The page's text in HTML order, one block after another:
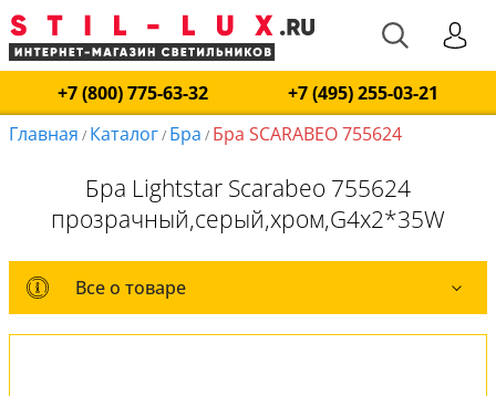
+7 (800) 775-63-32
+7 (495) 255-03-21
Главная / Каталог/ Бра / Бра SCARABEO 755624
Бра Lightstar Scarabeo 755624
прозрачный,серый,хром,G4x2*35W
Все о товаре
Все о товаре